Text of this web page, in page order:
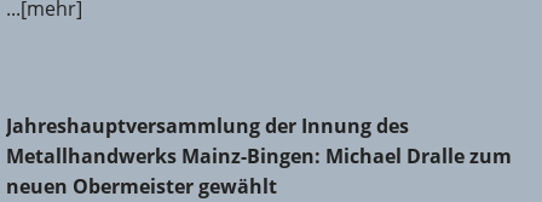
...[mehr]
Jahreshauptversammlung der Innung des
Metallhandwerks Mainz-Bingen: Michael Dralle zum neuen
Obermeister gewählt
Jahreshauptversammlung der Innung des
Metallhandwerks Mainz-Bingen: Michael Dralle zum
neuen Obermeister gewählt